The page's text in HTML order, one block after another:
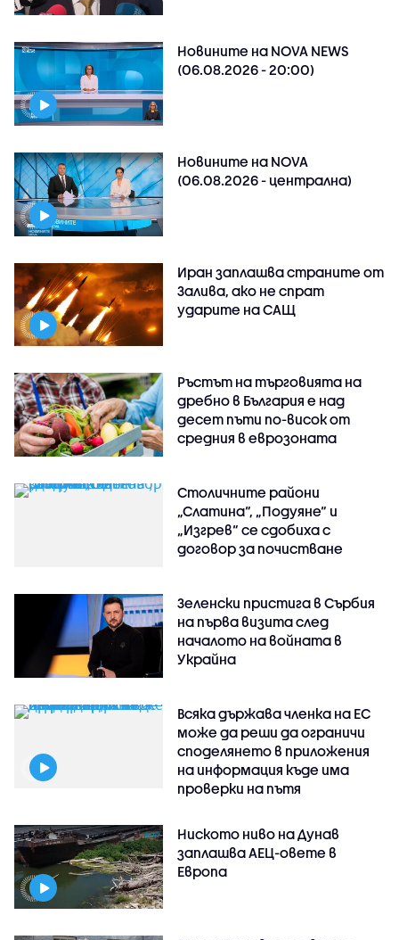
Новините на NOVA NEWS
(06.08.2026 - 20:00)
Новините на NOVA
(06.08.2026 - централна)
Иран заплашва страните от
Залива, ако не спрат
ударите на САЩ
Ръстът на търговията на
дребно в България е над
десет пъти по-висок от
средния в еврозоната
Столичните райони
„Слатина“, „Подуяне“ и
„Изгрев“ се сдобиха с
договор за почистване
Зеленски пристига в Сърбия
на първа визита след
началото на войната в
Украйна
Всяка държава членка на ЕС
може да реши да ограничи
споделянето в приложения
на информация къде има
проверки на пътя
Ниското ниво на Дунав
заплашва АЕЦ-овете в
Европа